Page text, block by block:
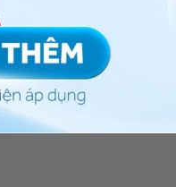
tiếp đến cơ thể
là trong máu của
trị khỏi bệnh
thai kỳ. Điều